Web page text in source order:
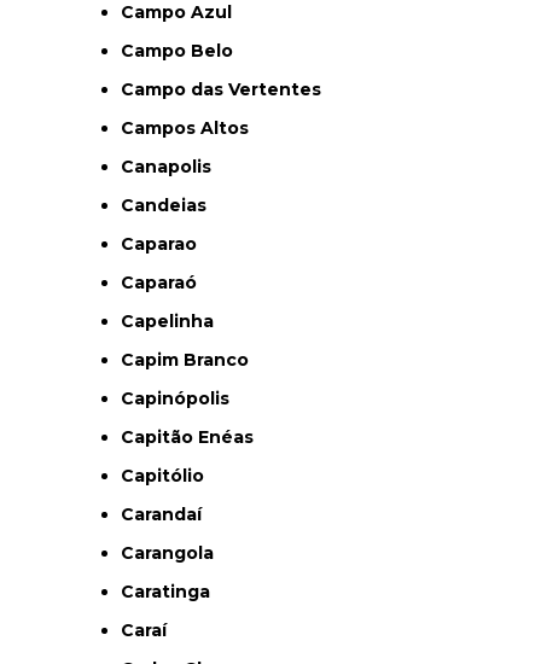
Campo Azul
Campo Belo
Campo das Vertentes
Campos Altos
Canapolis
Candeias
Caparao
Caparaó
Capelinha
Capim Branco
Capinópolis
Capitão Enéas
Capitólio
Carandaí
Carangola
Caratinga
Caraí